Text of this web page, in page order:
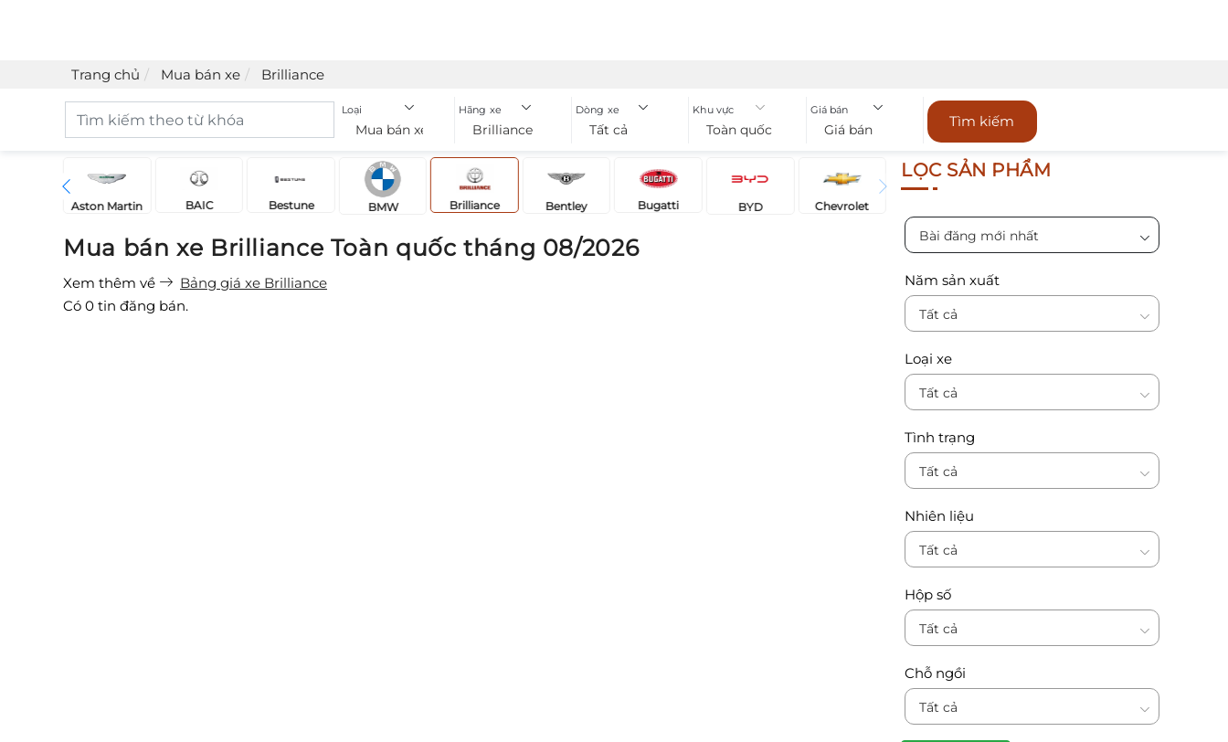
Trang chủ Mua bán xe Brilliance
Loại
Mua bán xe
Hãng xe
Brilliance
Dòng xe
Tất cả
Khu vực
Toàn quốc
Giá bán
Giá bán Tìm kiếm
Aston Martin BAIC Bestune BMW Brilliance Bentley Bugatti BYD Chevrolet
Mua bán xe Brilliance Toàn quốc tháng 08/2026
Xem thêm về
Bảng giá xe Brilliance
Có 0 tin đăng bán.
LỌC SẢN PHẨM
Bài đăng mới nhất
Năm sản xuất
Tất cả
Loại xe
Tất cả
Tình trạng
Tất cả
Nhiên liệu
Tất cả
Hộp số
Tất cả
Chỗ ngồi
Tất cả